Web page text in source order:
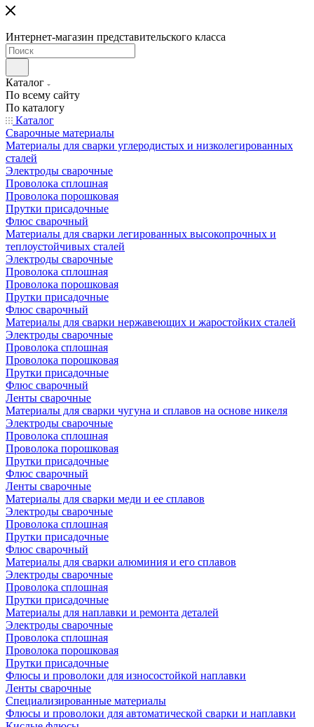
Интернет-магазин представительского класса
Каталог
По всему сайту
По каталогу
Каталог
Сварочные материалы
Материалы для сварки углеродистых и низколегированных
сталей
Электроды сварочные
Проволока сплошная
Проволока порошковая
Прутки присадочные
Флюс сварочный
Материалы для сварки легированных высокопрочных и
теплоустойчивых сталей
Электроды сварочные
Проволока сплошная
Проволока порошковая
Прутки присадочные
Флюс сварочный
Материалы для сварки нержавеющих и жаростойких сталей
Электроды сварочные
Проволока сплошная
Проволока порошковая
Прутки присадочные
Флюс сварочный
Ленты сварочные
Материалы для сварки чугуна и сплавов на основе никеля
Электроды сварочные
Проволока сплошная
Проволока порошковая
Прутки присадочные
Флюс сварочный
Ленты сварочные
Материалы для сварки меди и ее сплавов
Электроды сварочные
Проволока сплошная
Прутки присадочные
Флюс сварочный
Материалы для сварки алюминия и его сплавов
Электроды сварочные
Проволока сплошная
Прутки присадочные
Материалы для наплавки и ремонта деталей
Электроды сварочные
Проволока сплошная
Проволока порошковая
Прутки присадочные
Флюсы и проволоки для износостойкой наплавки
Ленты сварочные
Специализированные материалы
Флюсы и проволоки для автоматической сварки и наплавки